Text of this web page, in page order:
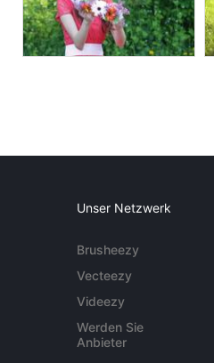
Unser Netzwerk
Brusheezy
Vecteezy
Videezy
Werden Sie
Anbieter